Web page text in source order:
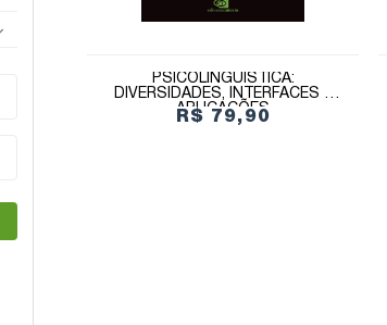
PSICOLINGUÍSTICA:
DIVERSIDADES, INTERFACES E
APLICAÇÕES
R$ 79,90